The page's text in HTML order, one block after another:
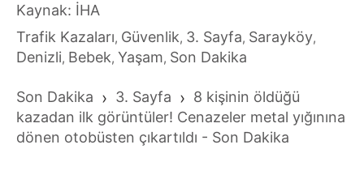
Kaynak: İHA
Trafik Kazaları, Güvenlik, 3. Sayfa, Sarayköy,
Denizli, Bebek, Yaşam, Son Dakika
Son Dakika › 3. Sayfa › 8 kişinin öldüğü
kazadan ilk görüntüler! Cenazeler metal yığınına
dönen otobüsten çıkartıldı - Son Dakika